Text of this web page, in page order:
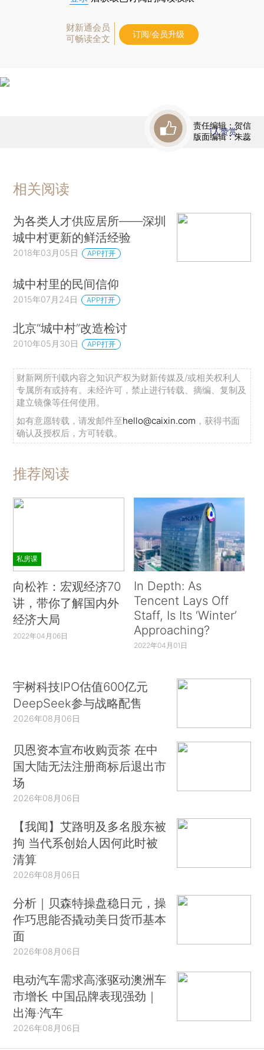
财新通会员
可畅读全文
订阅/会员升级
责任编辑：贺信
版面编辑：朱蕊
1人赞赏
相关阅读
为各类人才供应居所——深圳
城中村更新的鲜活经验
2018年03月05日 APP打开
城中村里的民间信仰
2015年07月24日 APP打开
北京“城中村”改造检讨
2010年05月30日 APP打开
财新网所刊载内容之知识产权为财新传媒及/或相关权利人
专属所有或持有。未经许可，禁止进行转载、摘编、复制及
建立镜像等任何使用。
如有意愿转载，请发邮件至hello@caixin.com ，获得书面
确认及授权后，方可转载。
推荐阅读
私房课
向松祚：宏观经济70
讲，带你了解国内外
经济大局
2022年04月06日
In Depth: As
Tencent Lays Off
Staff, Is Its ‘Winter’
Approaching?
2022年04月01日
宇树科技IPO估值600亿元
DeepSeek参与战略配售
2026年08月06日
贝恩资本宣布收购贡茶 在中
国大陆无法注册商标后退出市
场
2026年08月06日
【我闻】艾路明及多名股东被
拘 当代系创始人因何此时被
清算
2026年08月06日
分析｜贝森特操盘稳日元，操
作巧思能否撬动美日货币基本
面
2026年08月06日
电动汽车需求高涨驱动澳洲车
市增长 中国品牌表现强劲｜
出海·汽车
2026年08月06日